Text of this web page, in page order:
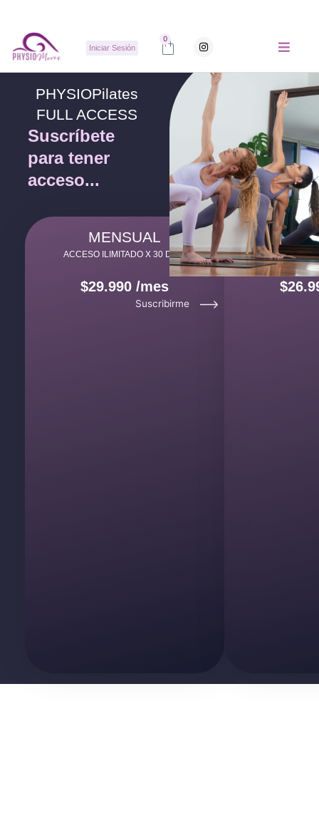
contenido
Iniciar Sesión
0
Carrito
I
n
t
r
a
m
PHYSIOPilates
FULL ACCESS
Suscríbete
para tener
acceso...
MENSUAL
ACCESO ILIMITADO X 30 DÍAS
$29.990 /mes
Suscribirme
ACCESO